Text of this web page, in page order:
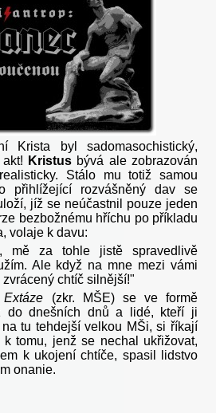
Krista byl sadomasochistický,
Kristus bývá ale zobrazován
Stálo mu totiž samou
přihlížející rozvášněný dav se
jíž se neúčastnil pouze jeden
bezbožnému hříchu po příkladu
volaje k davu:
mě za tohle jistě spravedlivě
Ale když na mne mezi vámi
chtíč silnější!"
(zkr. MŠE) se ve formě
do dnešních dnů a lidé, kteří ji
tu tehdejší velkou MŠi, si říkají
tomu, jenž se nechal ukřižovat,
k ukojení chtíče, spasil lidstvo
onanie.